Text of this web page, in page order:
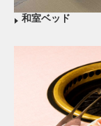
和室ベッド